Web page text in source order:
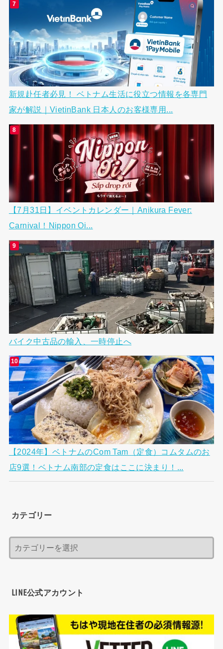
新規赴任者必見！ ベトナム生活に役立つ情報を各専門
家が解説｜VietinBank 日本人のお客様専用...
【7月31日】イベントカレンダー｜Anikura Fever:
Carnival！Nippon Oi...
バイク中古品の輸入、一時停止へ
【2024年】ベトナムのCom Tam（定食）コムタムのお
店9選！ベトナム南部の定食はここに決まり！...
カテゴリー
LINE公式アカウント